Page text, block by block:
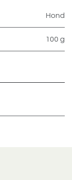
Hond
100 g